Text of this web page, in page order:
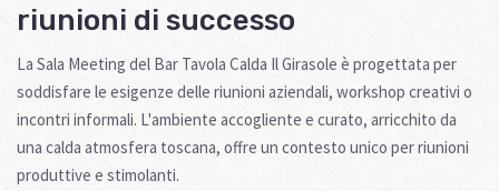
riunioni di successo
La Sala Meeting del Bar Tavola Calda Il Girasole è progettata per
soddisfare le esigenze delle riunioni aziendali, workshop creativi o
incontri informali. L'ambiente accogliente e curato, arricchito da
una calda atmosfera toscana, offre un contesto unico per riunioni
produttive e stimolanti.